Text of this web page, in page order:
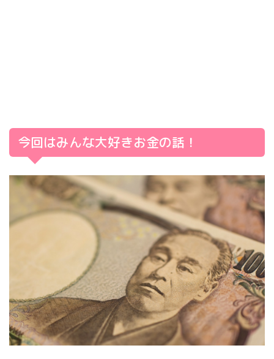
今回はみんな大好きお金の話！